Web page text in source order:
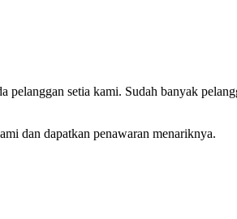
setia kami. Sudah banyak
dan dapatkan penawaran menariknya.